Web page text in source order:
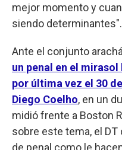
mejor momento y
siendo determinantes".
Ante el conjunto
un penal en el
por última vez el 30
Diego Coelho, en un
midió frente a Boston
sobre este tema, el
de penal como le